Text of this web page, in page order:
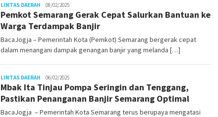
LINTAS DAERAH Juno
08/02/2025
Pemkot Semarang Gerak Cepat Salurkan Bantuan ke
Warga Terdampak Banjir
BacaJogja – Pemerintah Kota (Pemkot) Semarang bergerak cepat
dalam menangani dampak genangan banjir yang melanda […]
LINTAS DAERAH Juno
06/02/2025
Mbak Ita Tinjau Pompa Seringin dan Tenggang,
Pastikan Penanganan Banjir Semarang Optimal
BacaJogja – Pemerintah Kota Semarang terus berupaya mengatasi